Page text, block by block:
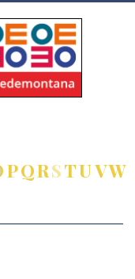
PQRSTUVW